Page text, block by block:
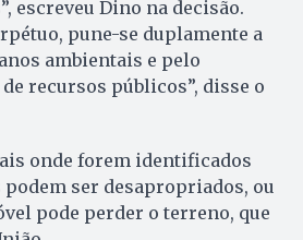
escreveu Dino na decisão.
pune-se duplamente a
ambientais e pelo
recursos públicos”, disse o
onde forem identificados
ser desapropriados, ou
pode perder o terreno, que